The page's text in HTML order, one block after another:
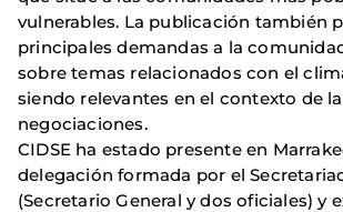
vulnerables. La publicación también
principales demandas a la
sobre temas relacionados con el
siendo relevantes en el contexto de
negociaciones.
CIDSE ha estado presente en
delegación formada por el
(Secretario General y dos oficiales) y